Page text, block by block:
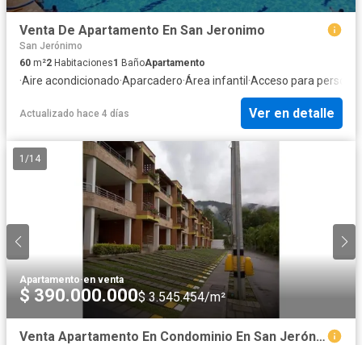
Venta De Apartamento En San Jeronimo
San Jerónimo
60 m²2 Habitaciones1 BañoApartamento
·Aire acondicionado·Aparcadero·Área infantil ·Acceso para
Actualizado hace 4 días Ver en detalle
1 /14
Apartamento·en venta
$ 390.000.000$ 3.545.454/m²
Venta Apartamento En Condominio En San Jerónimo